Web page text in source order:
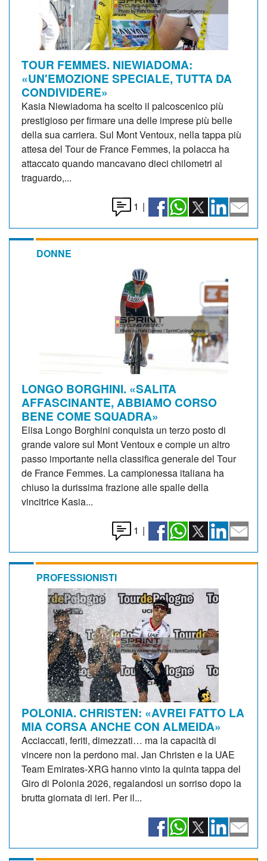
TOUR FEMMES. NIEWIADOMA:
«UN'EMOZIONE SPECIALE, TUTTA DA
CONDIVIDERE»
Kasia Niewiadoma ha scelto il palcoscenico più
prestigioso per firmare una delle imprese più belle
della sua carriera. Sul Mont Ventoux, nella tappa più
attesa del Tour de France Femmes, la polacca ha
attaccato quando mancavano dieci chilometri al
traguardo,...
1 |
DONNE
LONGO BORGHINI. «SALITA
AFFASCINANTE, ABBIAMO CORSO
BENE COME SQUADRA»
Elisa Longo Borghini conquista un terzo posto di
grande valore sul Mont Ventoux e compie un altro
passo importante nella classifica generale del Tour
de France Femmes. La campionessa italiana ha
chiuso la durissima frazione alle spalle della
vincitrice Kasia...
1 |
PROFESSIONISTI
POLONIA. CHRISTEN: «AVREI FATTO LA
MIA CORSA ANCHE CON ALMEIDA»
Acciaccati, feriti, dimezzati… ma la capacità di
vincere non la perdono mai. Jan Christen e la UAE
Team Emirates-XRG hanno vinto la quinta tappa del
Giro di Polonia 2026, regalandosi un sorriso dopo la
brutta giornata di ieri. Per il...